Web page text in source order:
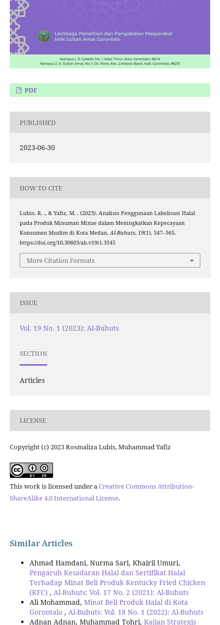
PDF
PUBLISHED
2023-06-30
HOW TO CITE
Lubis, R. ., & Yafiz, M. . (2023). Analisis Penggunaan Labelisasi Halal
pada Produk Minuman Mixue dalam Meningkatkan Kepecayaan
Konsumen Muslim di Kota Medan.Al-Buhuts, 19(1), 547–565.
https://doi.org/10.30603/ab.v19i1.3545
More Citation Formats
ISSUE
Vol. 19 No. 1 (2023): Al-Buhuts
SECTION
Articles
LICENSE
Copyright (c) 2023 Rosmaliza Lubis, Muhammad Yafiz
This work is licensed under aCreative Commons Attribution-
ShareAlike 4.0 International License.
Similar Articles
Ahmad Hamdani, Nurma Sari, Khairil Umuri,
Pengaruh Kesadaran Halal dan Sertifikat Halal
Terhadap Minat Beli Produk Kentucky Fried Chicken
(KFC) , Al-Buhuts: Vol. 17 No. 2 (2021): Al-Buhuts
Ali Mohammad, Minat Beli Produk Halal di Kota
Gorontalo , Al-Buhuts: Vol. 18 No. 1 (2022): Al-Buhuts
Adnan Adnan, Muhammad Tohri, Kajian Strategis